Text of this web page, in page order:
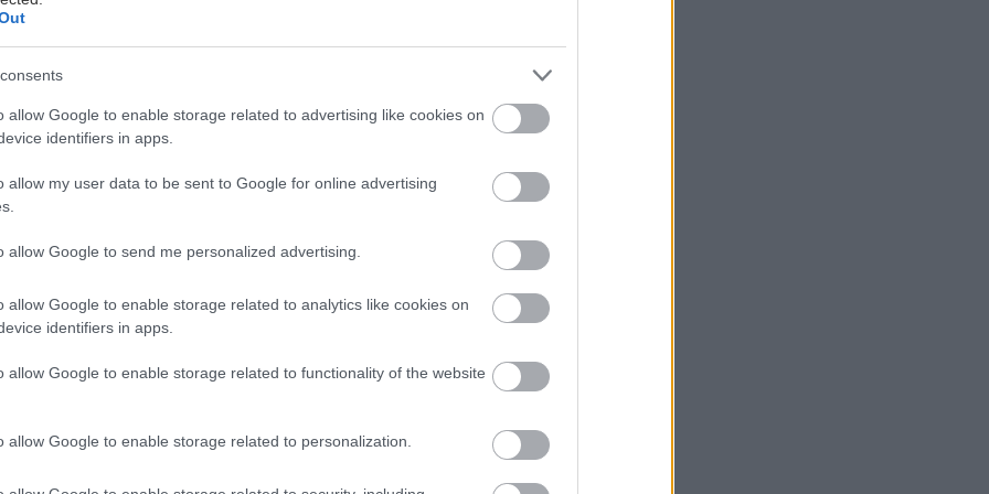
allow Google to enable storage related to advertising like cookies on
identifiers in apps.
allow my user data to be sent to Google for online advertising
allow Google to send me personalized advertising.
allow Google to enable storage related to analytics like cookies on
identifiers in apps.
allow Google to enable storage related to functionality of the website
allow Google to enable storage related to personalization.
πουρλότο» έριξε ο Αλέξης Τσίπρας με την απόφασή του
να παραιτηθεί από πρόεδρος του κόμματος και να μην
είναι υποψήφιος στις εσωκομματικές κάλπες για τη νέα
ηγεσία.
αυτή απέρριψε προτάσεις για «δυαρχία» (δηλαδή να παραμείνει
ομάδας και να εκλεγεί άλλο πρόσωπο για την
όπως και την «υποκριτική παραίτηση», όπως είπε, για να
της επανεκλογής του.
σύμφωνα με το Euro2day, προκύπτει
απέρριψε την (ισχυρή) πρόταση των συνεργατών του να παραιτηθεί
που θα διόγκωνε την επιχείρηση απαξίωσης του από